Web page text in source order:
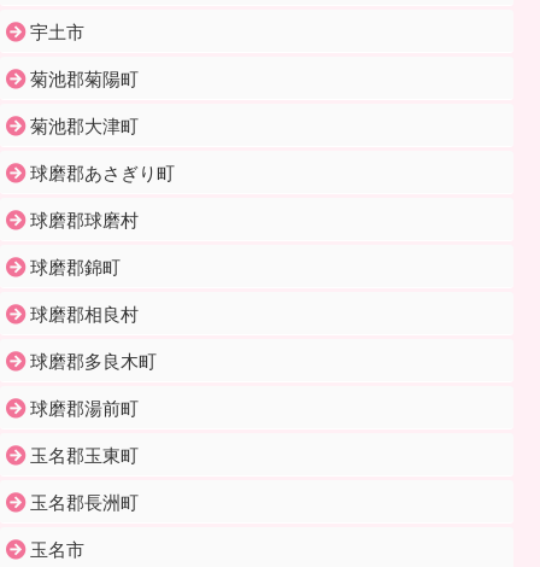
宇土市
菊池郡菊陽町
菊池郡大津町
球磨郡あさぎり町
球磨郡球磨村
球磨郡錦町
球磨郡相良村
球磨郡多良木町
球磨郡湯前町
玉名郡玉東町
玉名郡長洲町
玉名市